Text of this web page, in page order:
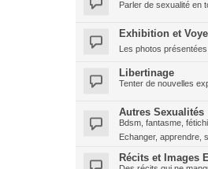
Parler de sexualité en
Exhibition et
Les photos
Libertinage
Tenter de nouvelles
Autres Sexualités
Bdsm, fantasme,
Echanger, apprendre,
Récits et Images